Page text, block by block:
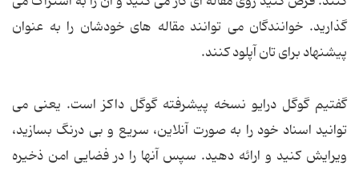
گذارید. خوانندگان می توانند مقاله های خودشان را به عنوان
پیشنهاد برای تان آپلود کنند.
گفتیم گوگل درایو نسخه پیشرفته گوگل داکز است. یعنی می
توانید اسناد خود را به صورت آنلاین، سریع و بی درنگ بسازید،
ویرایش کنید و ارائه دهید. سپس آنها را در فضایی امن ذخیره